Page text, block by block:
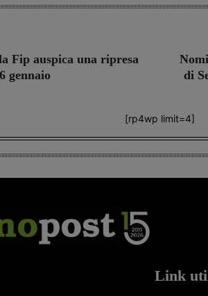
Fip auspica una ripresa
gennaio
di
[rp4wp limit=4]
Link